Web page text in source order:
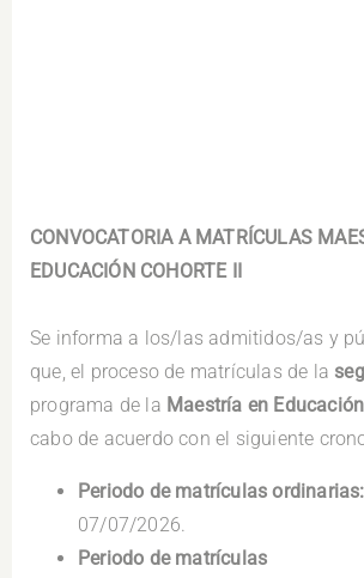
CONVOCATORIA A MATRÍCULAS
EDUCACIÓN COHORTE II
Se informa a los/las admitidos/as y
que, el proceso de matrículas de la
programa de la Maestría en Educación
cabo de acuerdo con el siguiente
Periodo de matrículas ordinarias:
07/07/2026.
Periodo de matrículas